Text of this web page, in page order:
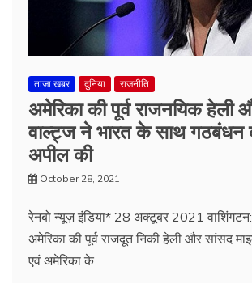
ताजा खबर दुनिया राजनीति
अमेरिका की पूर्व राजनयिक हेली
वाल्ट्ज ने भारत के साथ
अपील की
October 28, 2021
रेनबो न्यूज़ इंडिया* 28 अक्टूबर 2021
अमेरिका की पूर्व राजदूत निकी हेली और सांसद
एवं अमेरिका के